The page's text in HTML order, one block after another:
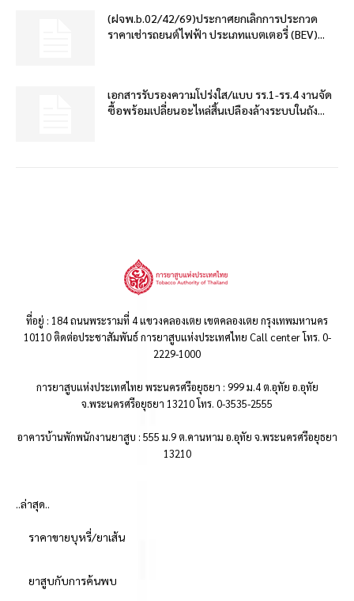
(ฝจพ.b.02/42/69)ประกาศยกเลิกการประกวด
ราคาเช่ารถยนต์ไฟฟ้า ประเภทแบตเตอรี่ (BEV)...
เอกสารรับรองความโปร่งใส/แบบ รร.1-รร.4 งานจัด
ซื้อพร้อมเปลี่ยนอะไหล่สิ้นเปลืองล้างระบบในถัง...
ที่อยู่ : 184 ถนนพระรามที่ 4 แขวงคลองเตย เขตคลองเตย กรุงเทพมหานคร
10110 ติดต่อประชาสัมพันธ์ การยาสูบแห่งประเทศไทย Call center โทร. 0-
2229-1000
การยาสูบแห่งประเทศไทย พระนครศรีอยุธยา : 999 ม.4 ต.อุทัย อ.อุทัย
จ.พระนครศรีอยุธยา 13210 โทร. 0-3535-2555
อาคารบ้านพักพนักงานยาสูบ : 555 ม.9 ต.คานหาม อ.อุทัย จ.พระนครศรีอยุธยา
13210
..ล่าสุด..
ราคาขายบุหรี่/ยาเส้น
ยาสูบกับการค้นพบ